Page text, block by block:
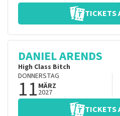
TICKETS
DANIEL ARENDS
High Class Bitch
DONNERSTAG
11 MÄRZ
2027
TICKETS